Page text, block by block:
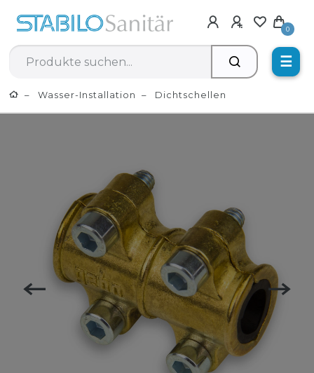
0
☰
Wasser-Installation Dichtschellen